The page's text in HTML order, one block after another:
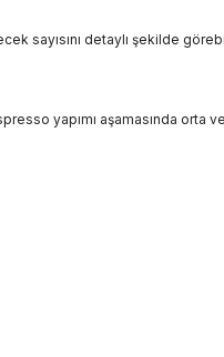
sayısını detaylı şekilde
yapımı aşamasında orta